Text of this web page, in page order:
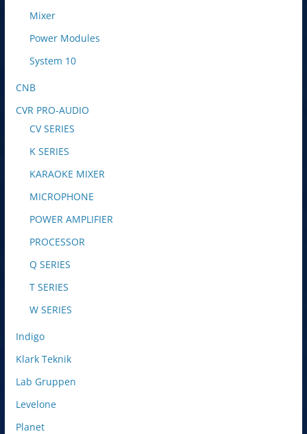
Mixer
Power Modules
System 10
CNB
CVR PRO-AUDIO
CV SERIES
K SERIES
KARAOKE MIXER
MICROPHONE
POWER AMPLIFIER
PROCESSOR
Q SERIES
T SERIES
W SERIES
Indigo
Klark Teknik
Lab Gruppen
Levelone
Planet